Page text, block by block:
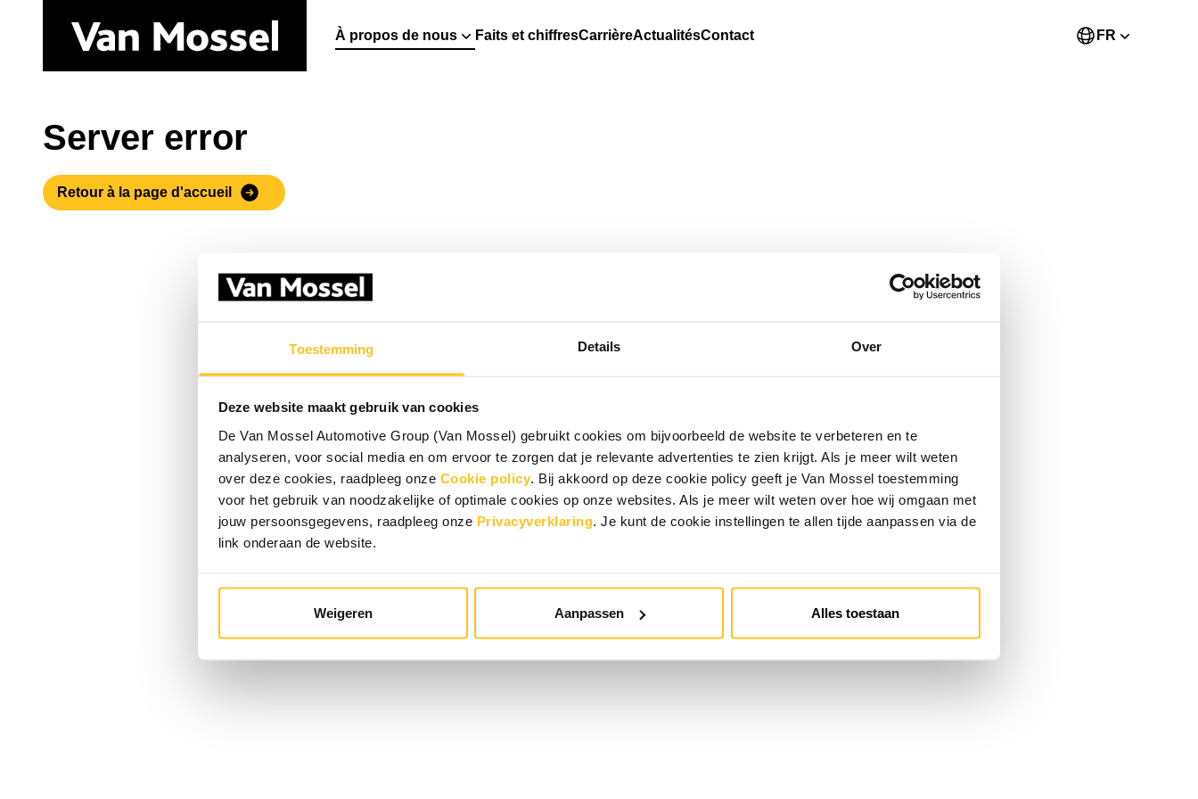
Toestemming Details Over
Deze website maakt gebruik van cookies
De Van Mossel Automotive Group (Van Mossel) gebruikt cookies om bijvoorbeeld de website te verbeteren en te
analyseren, voor social media en om ervoor te zorgen dat je relevante advertenties te zien krijgt. Als je meer wilt weten
over deze cookies, raadpleeg onze Cookie policy. Bij akkoord op deze cookie policy geeft je Van Mossel toestemming
voor het gebruik van noodzakelijke of optimale cookies op onze websites. Als je meer wilt weten over hoe wij omgaan met
jouw persoonsgegevens, raadpleeg onze Privacyverklaring. Je kunt de cookie instellingen te allen tijde aanpassen via de
link onderaan de website.
Weigeren Aanpassen Alles toestaan
À propos de nous Faits et chiffresCarrièreActualitésContact FR
Server error
Retour à la page d'accueil